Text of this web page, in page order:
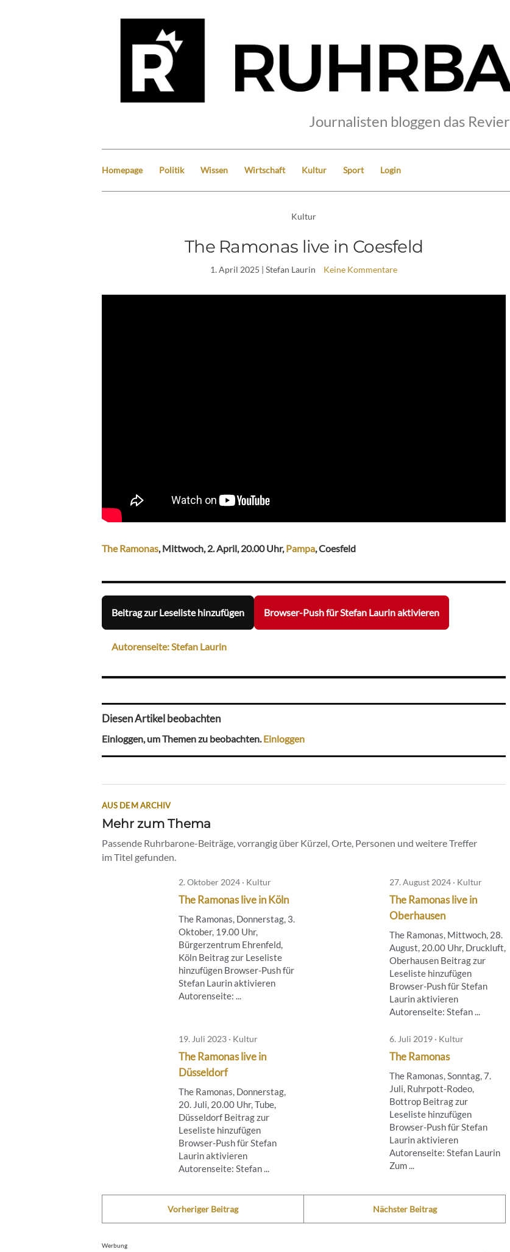
Journalisten bloggen das Revier
Homepage Politik Wissen Wirtschaft Kultur Sport Login
Kultur
The Ramonas live in Coesfeld
1. April 2025 | Stefan Laurin Keine Kommentare
The Ramonas, Mittwoch, 2. April, 20.00 Uhr,Pampa, Coesfeld
Beitrag zur Leseliste hinzufügen Browser-Push für Stefan Laurin aktivieren
Autorenseite: Stefan Laurin
Diesen Artikel beobachten
Einloggen, um Themen zu beobachten.Einloggen
AUS DEM ARCHIV
Mehr zum Thema
Passende Ruhrbarone-Beiträge, vorrangig über Kürzel, Orte, Personen und weitere Treffer
im Titel gefunden.
2. Oktober 2024 · Kultur
The Ramonas live in Köln
The Ramonas, Donnerstag, 3.
Oktober, 19.00 Uhr,
Bürgerzentrum Ehrenfeld,
Köln Beitrag zur Leseliste
hinzufügen Browser-Push für
Stefan Laurin aktivieren
Autorenseite: ...
27. August 2024 · Kultur
The Ramonas live in
Oberhausen
The Ramonas, Mittwoch, 28.
August, 20.00 Uhr, Druckluft,
Oberhausen Beitrag zur
Leseliste hinzufügen
Browser-Push für Stefan
Laurin aktivieren
Autorenseite: Stefan ...
19. Juli 2023 · Kultur
The Ramonas live in
Düsseldorf
The Ramonas, Donnerstag,
20. Juli, 20.00 Uhr, Tube,
Düsseldorf Beitrag zur
Leseliste hinzufügen
Browser-Push für Stefan
Laurin aktivieren
Autorenseite: Stefan ...
6. Juli 2019 · Kultur
The Ramonas
The Ramonas, Sonntag, 7.
Juli, Ruhrpott-Rodeo,
Bottrop Beitrag zur
Leseliste hinzufügen
Browser-Push für Stefan
Laurin aktivieren
Autorenseite: Stefan Laurin
Zum ...
Vorheriger Beitrag Nächster Beitrag
Werbung